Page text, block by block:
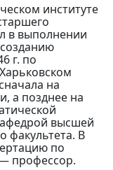
институте
в выполнении
г. по
на
а позднее на
высшей
факультета. В
по
профессор.